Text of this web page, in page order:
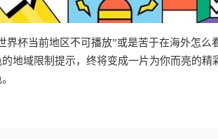
界杯当前地区不可播放”或是苦于在海外怎
地域限制提示，终将变成一片为你而亮的